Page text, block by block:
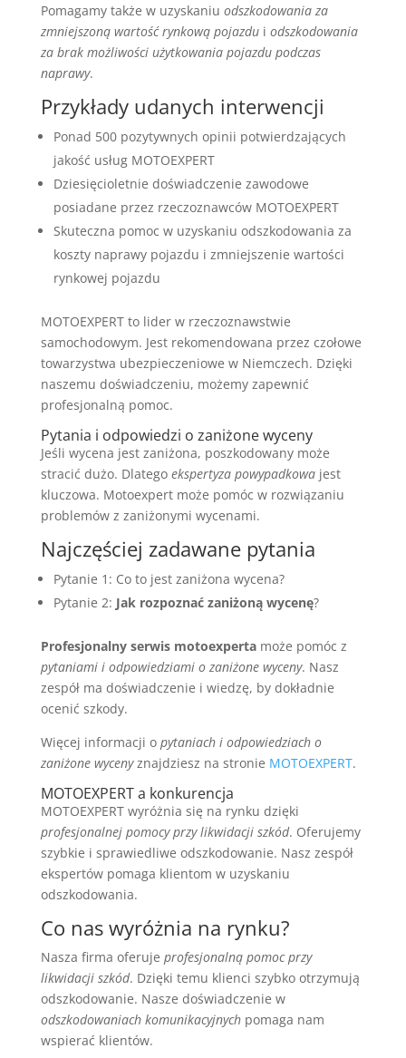
Pomagamy także w uzyskaniu odszkodowania za
zmniejszoną wartość rynkową pojazdui odszkodowania
za brak możliwości użytkowania pojazdu podczas
naprawy.
Przykłady udanych interwencji
Ponad 500 pozytywnych opinii potwierdzających
jakość usług MOTOEXPERT
Dziesięcioletnie doświadczenie zawodowe
posiadane przez rzeczoznawców MOTOEXPERT
Skuteczna pomoc w uzyskaniu odszkodowania za
koszty naprawy pojazdu i zmniejszenie wartości
rynkowej pojazdu
MOTOEXPERT to lider w rzeczoznawstwie
samochodowym. Jest rekomendowana przez czołowe
towarzystwa ubezpieczeniowe w Niemczech. Dzięki
naszemu doświadczeniu, możemy zapewnić
profesjonalną pomoc.
Pytania i odpowiedzi o zaniżone wyceny
Jeśli wycena jest zaniżona, poszkodowany może
stracić dużo. Dlatego ekspertyza powypadkowajest
kluczowa. Motoexpert może pomóc w rozwiązaniu
problemów z zaniżonymi wycenami.
Najczęściej zadawane pytania
Pytanie 1: Co to jest zaniżona wycena?
Pytanie 2: Jak rozpoznać zaniżoną wycenę?
Profesjonalny serwis motoexpertamoże pomóc z
pytaniami i odpowiedziami o zaniżone wyceny. Nasz
zespół ma doświadczenie i wiedzę, by dokładnie
ocenić szkody.
Więcej informacji o pytaniach i odpowiedziach o
zaniżone wycenyznajdziesz na stronie MOTOEXPERT.
MOTOEXPERT a konkurencja
MOTOEXPERT wyróżnia się na rynku dzięki
profesjonalnej pomocy przy likwidacji szkód. Oferujemy
szybkie i sprawiedliwe odszkodowanie. Nasz zespół
ekspertów pomaga klientom w uzyskaniu
odszkodowania.
Co nas wyróżnia na rynku?
Nasza firma oferuje profesjonalną pomoc przy
likwidacji szkód. Dzięki temu klienci szybko otrzymują
odszkodowanie. Nasze doświadczenie w
odszkodowaniach komunikacyjnychpomaga nam
wspierać klientów.